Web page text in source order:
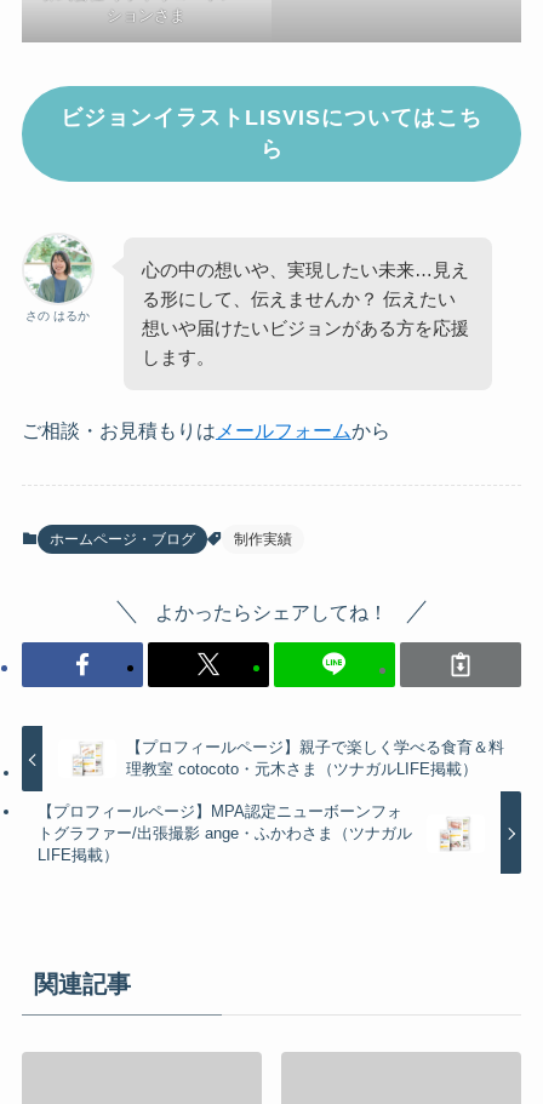
ションさま
ビジョンイラストLISVISについてはこち
ら
さの はるか
心の中の想いや、実現したい未来…見え
る形にして、伝えませんか？ 伝えたい
想いや届けたいビジョンがある方を応援
します。
ご相談・お見積もりは メールフォームから
ホームページ・ブログ 制作実績
よかったらシェアしてね！
【プロフィールページ】親子で楽しく学べる食育＆料
理教室 cotocoto・元木さま（ツナガルLIFE掲載）
【プロフィールページ】MPA認定ニューボーンフォ
トグラファー/出張撮影 ange・ふかわさま（ツナガル
LIFE掲載）
関連記事